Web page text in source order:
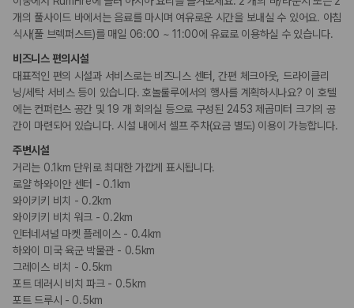
수영장
워터파크
서핑
스노쿨링
낚시
키즈
어린이 수영장
돌봄 서비스
비즈니스
비즈니스 센터
회의공간
연회장
장애인 편의시설
휠체어로 이용가능한 주차장
휠체어 이용 가능 화장실
휠체어로 이용 가능
개의 풀사이드 바에서는 음료를 마시며 여유로운 시간을 보내실 수 있어요. 아침
식사(풀 브렉퍼스트)를 매일 06:00 ~ 11:00에 유료로 이용하실 수 있습니다.
비즈니스 편의시설
대표적인 편의 시설과 서비스로는 비즈니스 센터, 간편 체크아웃, 드라이클리
닝/세탁 서비스 등이 있습니다. 호놀룰루에서의 행사를 계획하시나요? 이 호텔
에는 컨퍼런스 공간 및 19 개 회의실 등으로 구성된 2453 제곱미터 크기의 공
간이 마련되어 있습니다. 시설 내에서 셀프 주차(요금 별도) 이용이 가능합니다.
주변시설
거리는 0.1km 단위로 최대한 가깝게 표시됩니다.
로얄 하와이안 센터 - 0.1km
와이키키 비치 - 0.2km
와이키키 비치 워크 - 0.2km
인터네셔널 마켓 플레이스 - 0.4km
하와이 미국 육군 박물관 - 0.5km
그레이스 비치 - 0.5km
포트 데러시 비치 파크 - 0.5km
포트 드루시 - 0.5km